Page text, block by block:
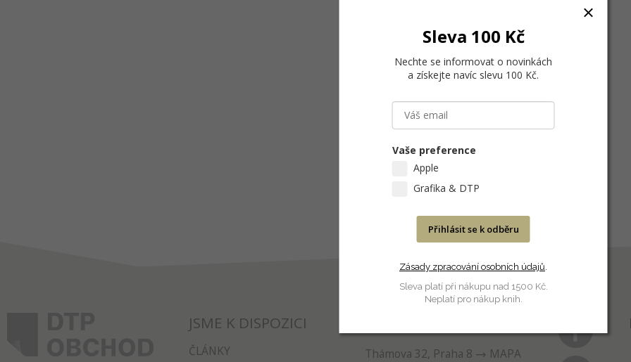
JSME K DISPOZICI
ČLÁNKY Thámova 32, Praha 8
MAPA
Sleva 100 Kč
Nechte se informovat o novinkách
a získejte navíc slevu 100 Kč.
Vaše preference
Apple
Grafika & DTP
Přihlásit se k odběru
Zásady zpracování osobních údajů.
Sleva platí při nákupu nad 1500 Kč.
Neplatí pro nákup knih.